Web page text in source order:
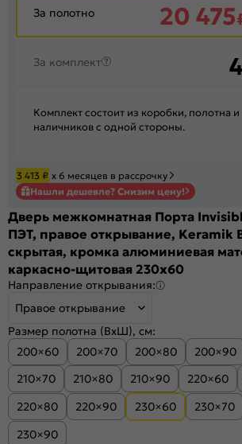
За полотно 20 475
За комплект
Комплект состоит из коробки, полотна и
наличников с одной стороны.
3 413 ₽ х 6 месяцев в рассрочку
Нашли дешевле? Снизим цену!
Дверь межкомнатная Порта
ПЭТ, правое открывание, Keramik
скрытая, кромка алюминиевая
каркасно-щитовая 230x60
Направление открывания:
Правое открывание
Размер полотна (ВхШ), см:
200×60
200×70 200×80 200×90
210×70
210×80 210×90 220×60
220×80
220×90 230×60 230×70
230×90